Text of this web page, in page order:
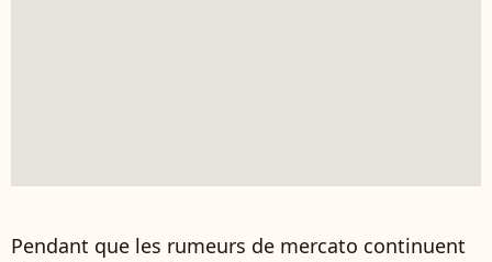
Pendant que les rumeurs de mercato continuent